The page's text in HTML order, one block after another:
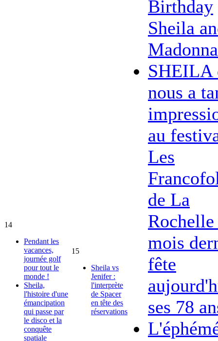
14
Pendant les
vacances,
journée golf
pour tout le
monde !
Sheila,
l'histoire d'une
émancipation
qui passe par
le disco et la
conquête
spatiale
15
Sheila vs
Jenifer :
l'interprète
de Spacer
en tête des
réservations
Birthday
Sheila
Madonna
SHEILA
nous a
au
Les
de La
mois
fête
ses 78